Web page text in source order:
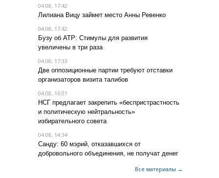
04.08, 17:42
Лилиана Вицу займет место Анны Ревенко
04.08, 17:42
Бузу об АТР: Стимулы для развития
увеличены в три раза
04.08, 17:33
Две оппозиционные партии требуют отставки
организаторов визита талибов
04.08, 16:01
НСГ предлагает закрепить «беспристрастность
и политическую нейтральность»
избирательного совета
04.08, 14:34
Санду: 60 мэрий, отказавшихся от
добровольного объединения, не получат денег
Все материалы →